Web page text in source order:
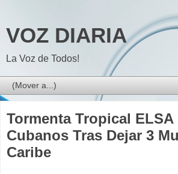
VOZ DIARIA
La Voz de Todos!
Tormenta Tropical ELSA
Cubanos Tras Dejar 3
Caribe